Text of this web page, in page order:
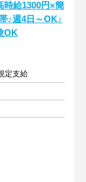
時給1300円×簡
♪週4日～OK♪
OK
定支給